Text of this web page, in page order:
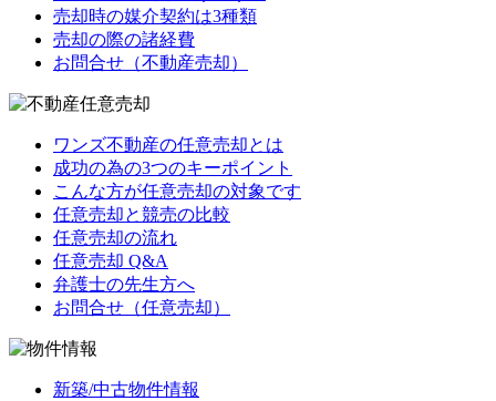
売却時の媒介契約は3種類
売却の際の諸経費
お問合せ（不動産売却）
ワンズ不動産の任意売却とは
成功の為の3つのキーポイント
こんな方が任意売却の対象です
任意売却と競売の比較
任意売却の流れ
任意売却 Q&A
弁護士の先生方へ
お問合せ（任意売却）
新築/中古物件情報